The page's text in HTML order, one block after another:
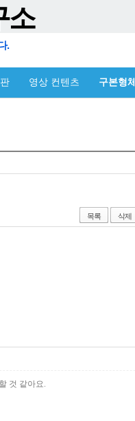
소
.
영상 컨텐츠 구본형체
목록 삭제
것 같아요.